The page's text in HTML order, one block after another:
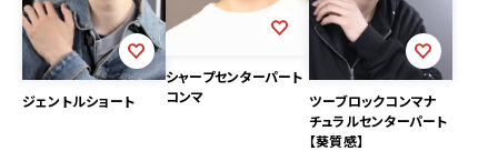
ジェントルショート
シャープセンターパート
コンマ
ツーブロックコンマナ
チュラルセンターパート
【葵質感】